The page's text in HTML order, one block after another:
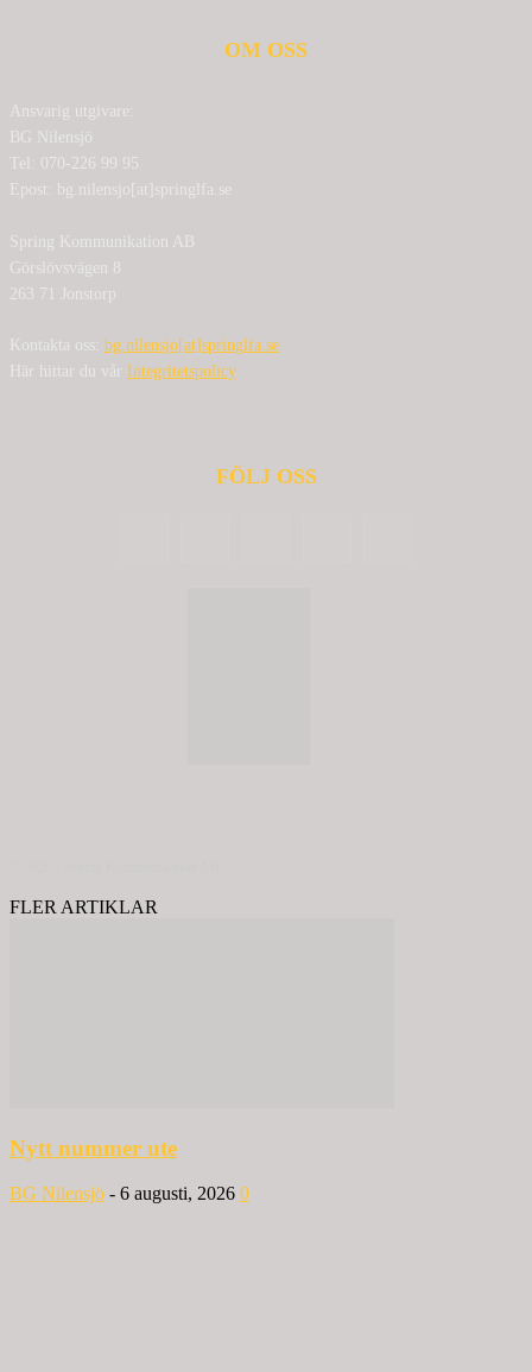
OM OSS
Ansvarig utgivare:
BG Nilensjö
Tel: 070-226 99 95
Epost: bg.nilensjo[at]springlfa.se
Spring Kommunikation AB
Görslövsvägen 8
263 71 Jonstorp
Kontakta oss: bg.nilensjo[at]springlfa.se
Här hittar du vår Integritetspolicy
FÖLJ OSS
FLER ARTIKLAR
Nytt nummer ute
BG Nilensjö - 6 augusti, 2026 0